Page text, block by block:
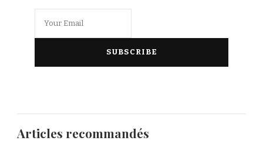
Articles recommandés